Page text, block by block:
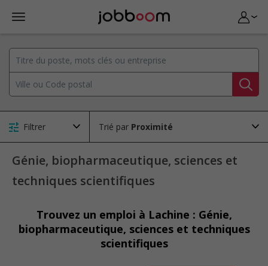
Filtrer Trié par
Génie, biopharmaceutique, sciences et
techniques scientifiques
Trouvez un emploi à Lachine : Génie,
biopharmaceutique, sciences et techniques
scientifiques